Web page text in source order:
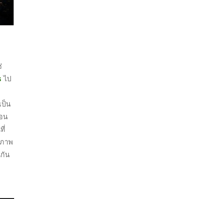
ไป
ป็น
น
าพ
น